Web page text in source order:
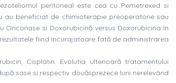
peritoneal este cea cu Pemetrexed si
au beneficiat de chimioterapie preoperatorie sau
si Doxorubicină versus Doxorubicina în
fiind încurajatoare fată de administrarea
Cisplatin. Evolutia ulterioară tratamentului
sase si respectiv douăsprezece luni nerelevând